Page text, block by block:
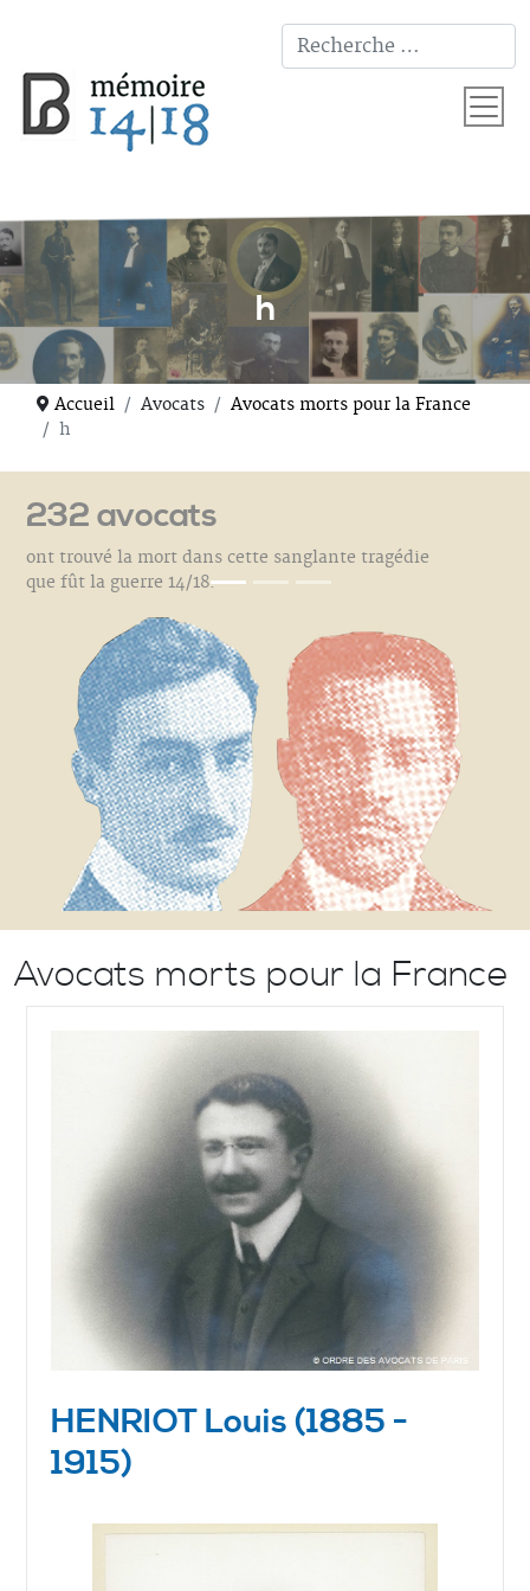
h
Accueil Avocats
Avocats morts pour la France
h
232 avocats
ont trouvé la mort dans cette sanglante tragédie
que fût la guerre 14/18.
Avocats morts pour la France
HENRIOT Louis (1885 -
1915)